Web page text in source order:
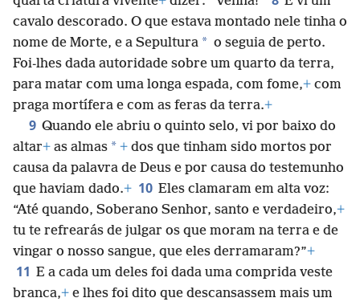
cavalo descorado. O que estava montado nele tinha o
nome de Morte, e a Sepultura * o seguia de perto.
Foi-lhes dada autoridade sobre um quarto da terra,
para matar com uma longa espada, com fome,+ com
praga mortífera e com as feras da terra.+
9 Quando ele abriu o quinto selo, vi por baixo do
altar+ as almas * + dos que tinham sido mortos por
causa da palavra de Deus e por causa do testemunho
que haviam dado.+ 10 Eles clamaram em alta voz:
“Até quando, Soberano Senhor, santo e verdadeiro,+
tu te refrearás de julgar os que moram na terra e de
vingar o nosso sangue, que eles derramaram?”+
11 E a cada um deles foi dada uma comprida veste
branca,+ e lhes foi dito que descansassem mais um